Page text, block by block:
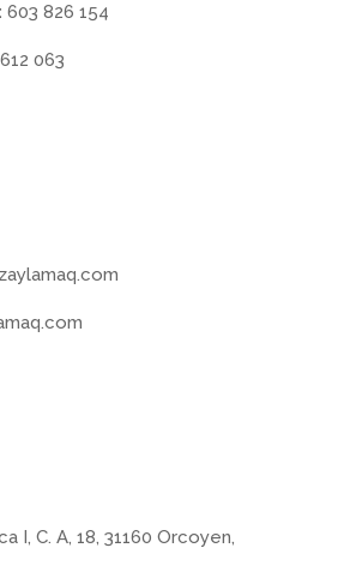
603 826 154
063
I, C. A, 18, 31160 Orcoyen,